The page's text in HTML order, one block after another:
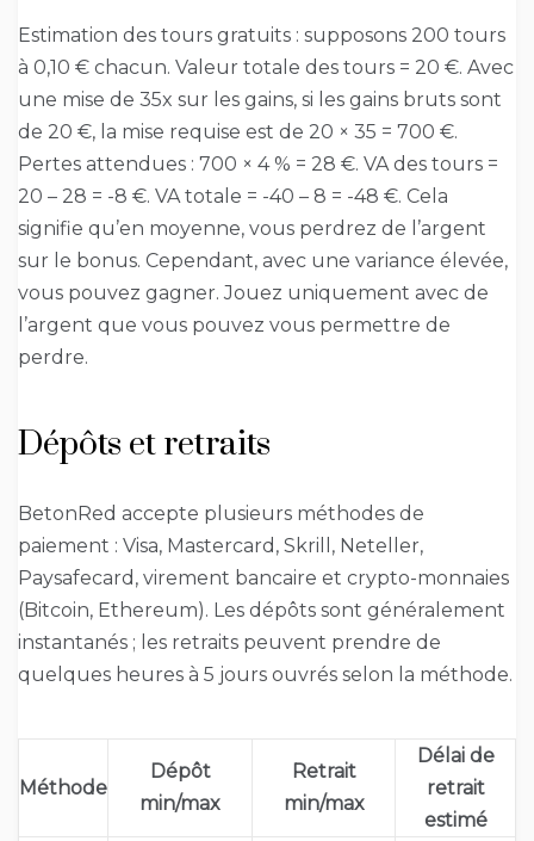
Estimation des tours gratuits : supposons 200 tours
à 0,10 € chacun. Valeur totale des tours = 20 €. Avec
une mise de 35x sur les gains, si les gains bruts sont
de 20 €, la mise requise est de 20 × 35 = 700 €.
Pertes attendues : 700 × 4 % = 28 €. VA des tours =
20 – 28 = -8 €. VA totale = -40 – 8 = -48 €. Cela
signifie qu’en moyenne, vous perdrez de l’argent
sur le bonus. Cependant, avec une variance élevée,
vous pouvez gagner. Jouez uniquement avec de
l’argent que vous pouvez vous permettre de
perdre.
Dépôts et retraits
BetonRed accepte plusieurs méthodes de
paiement : Visa, Mastercard, Skrill, Neteller,
Paysafecard, virement bancaire et crypto-monnaies
(Bitcoin, Ethereum). Les dépôts sont généralement
instantanés ; les retraits peuvent prendre de
quelques heures à 5 jours ouvrés selon la méthode.
Méthode
Dépôt
min/max
Retrait
min/max
Délai de
retrait
estimé